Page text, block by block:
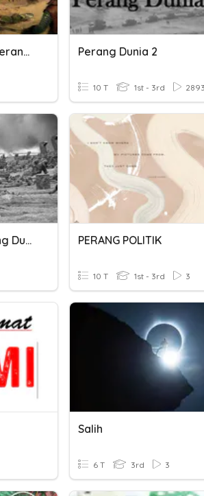
Peranan Pihak Salib Memerangi Dunia Islam Dan Kesannya Kini Perang Dunia 2
10 T 1st - 3rd 2893
Perang Dunia 1 Dan Perang Dunia 2 PERANG POLITIK
10 T 1st - 3rd 3
Salih
6 T 3rd 3